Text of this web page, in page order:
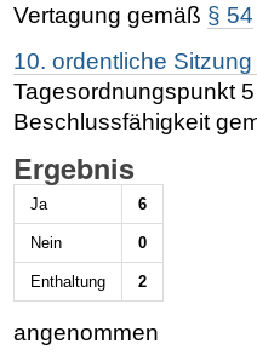
Vertagung gemäß § 54
10. ordentliche
Tagesordnungspunkt
Beschlussfähigkeit
Ergebnis
Ja 6
Nein 0
Enthaltung 2
angenommen